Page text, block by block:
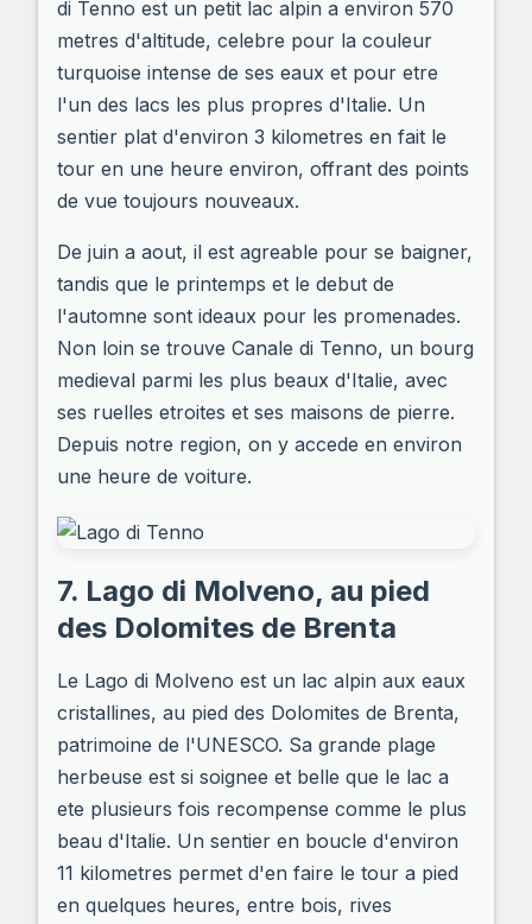
di Tenno est un petit lac alpin a environ 570
metres d'altitude, celebre pour la couleur
turquoise intense de ses eaux et pour etre
l'un des lacs les plus propres d'Italie. Un
sentier plat d'environ 3 kilometres en fait le
tour en une heure environ, offrant des points
de vue toujours nouveaux.
De juin a aout, il est agreable pour se baigner,
tandis que le printemps et le debut de
l'automne sont ideaux pour les promenades.
Non loin se trouve Canale di Tenno, un bourg
medieval parmi les plus beaux d'Italie, avec
ses ruelles etroites et ses maisons de pierre.
Depuis notre region, on y accede en environ
une heure de voiture.
7. Lago di Molveno, au pied
des Dolomites de Brenta
Le Lago di Molveno est un lac alpin aux eaux
cristallines, au pied des Dolomites de Brenta,
patrimoine de l'UNESCO. Sa grande plage
herbeuse est si soignee et belle que le lac a
ete plusieurs fois recompense comme le plus
beau d'Italie. Un sentier en boucle d'environ
11 kilometres permet d'en faire le tour a pied
en quelques heures, entre bois, rives